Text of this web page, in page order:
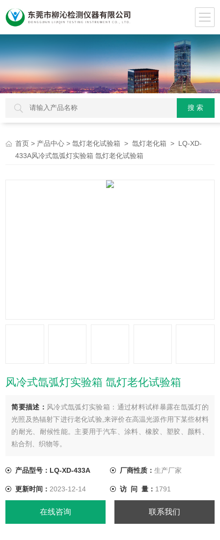
首页 > 产品中心 >氙灯老化试验箱 >氙灯老化箱 > LQ-XD-
433A风冷式氙弧灯实验箱 氙灯老化试验箱
风冷式氙弧灯实验箱 氙灯老化试验箱
简要描述： 风冷式氙弧灯实验箱：通过材料试样暴露在氙弧灯的
光照及热辐射下进行老化试验,来评价在高温光源作用下某些材料
的耐光、耐候性能。主要用于汽车、涂料、橡胶、塑胶、颜料、
粘合剂、织物等。
产品型号：LQ-XD-433A 厂商性质： 生产厂家
更新时间： 2023-12-14 访 问 量： 1791
在线咨询 联系我们